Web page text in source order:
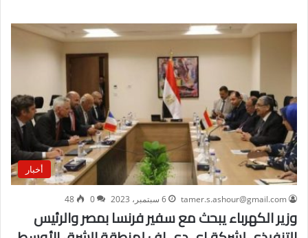
أخبار
tamer.s.ashour@gmail.com 6 سبتمبر، 2023 0
48
وزير الكهرباء يبحث مع سفير فرنسا بمصر والرئيس